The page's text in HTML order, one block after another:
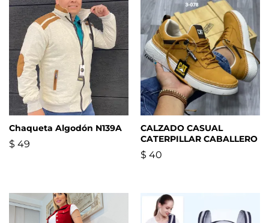
Chaqueta Algodón N139A
$ 49
CALZADO CASUAL
CATERPILLAR CABALLERO
$ 40